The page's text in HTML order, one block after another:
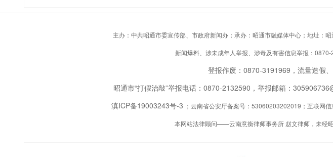
主办：中共昭通市委宣传部、市政府新闻办；承办：昭通市融媒体中心；地址
新闻爆料、涉未成年人举报、涉毒及有害信息举报：
登报作废：0870-3191969，流量造假
昭通市“打假治敲”举报电话：0870-2132590，举报邮箱：
滇ICP备19003243号-3 ；云南省公安厅备案号：53060203202019；互联网
本网站法律顾问——云南意衡律师事务所 赵文律师，未经